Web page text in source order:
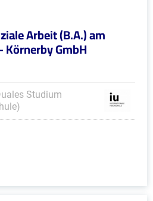
Arbeit (B.A.) am
GmbH
Studium